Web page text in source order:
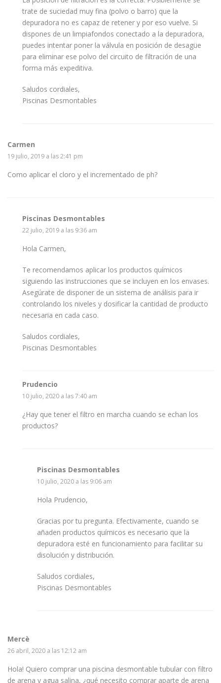
trate de suciedad muy fina (polvo o barro) que la
depuradora no es capaz de retener y por eso vuelve. Si
dispones de un limpiafondos conectado a la depuradora,
puedes intentar poner la válvula en posición de desagüe
para eliminar ese polvo del circuito de filtración de una
forma más expeditiva.
Saludos cordiales,
Piscinas Desmontables
Carmen
19 julio, 2019 a las 2:41 pm
Como aplicar el cloro y el incrementado de ph?
Piscinas Desmontables
22 julio, 2019 a las 9:36 am
Hola Carmen,
Te recomendamos aplicar los productos químicos
siguiendo las instrucciones que se incluyen en los envases.
Asegúrate de disponer de un sistema de análisis para ir
controlando los niveles y dosificar la cantidad de producto
necesaria en cada caso.
Saludos cordiales,
Piscinas Desmontables
Prudencio
10 julio, 2020 a las 7:40 am
¿Hay que tener el filtro en marcha cuando se echan los
productos?
Piscinas Desmontables
10 julio, 2020 a las 9:06 am
Hola Prudencio,
Gracias por tu pregunta. Efectivamente, cuando se
añaden productos químicos es necesario que la
depuradora esté en funcionamiento para facilitar su
disolución y distribución.
Saludos cordiales,
Piscinas Desmontables
Mercè
26 abril, 2020 a las 12:12 am
Hola! Quiero comprar una piscina desmontable tubular con filtro
de arena y agua salina, ¿qué necesito comprar aparte de arena